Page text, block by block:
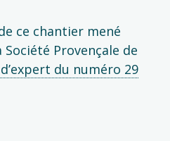
ce chantier mené
Provençale de
du numéro 29